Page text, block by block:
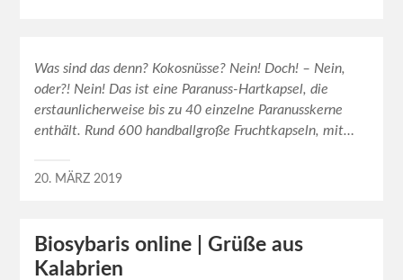
Was sind das denn? Kokosnüsse? Nein! Doch! – Nein,
oder?! Nein! Das ist eine Paranuss-Hartkapsel, die
erstaunlicherweise bis zu 40 einzelne Paranusskerne
enthält. Rund 600 handballgroße Fruchtkapseln, mit…
20. MÄRZ 2019
Biosybaris online | Grüße aus
Kalabrien